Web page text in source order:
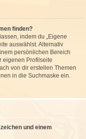
finden?
indem du „Eigene
auswählst. Alternativ
persönlichen Bereich
eigenen Profilseite
von dir erstellen Themen
in die Suchmaske ein.
und einem